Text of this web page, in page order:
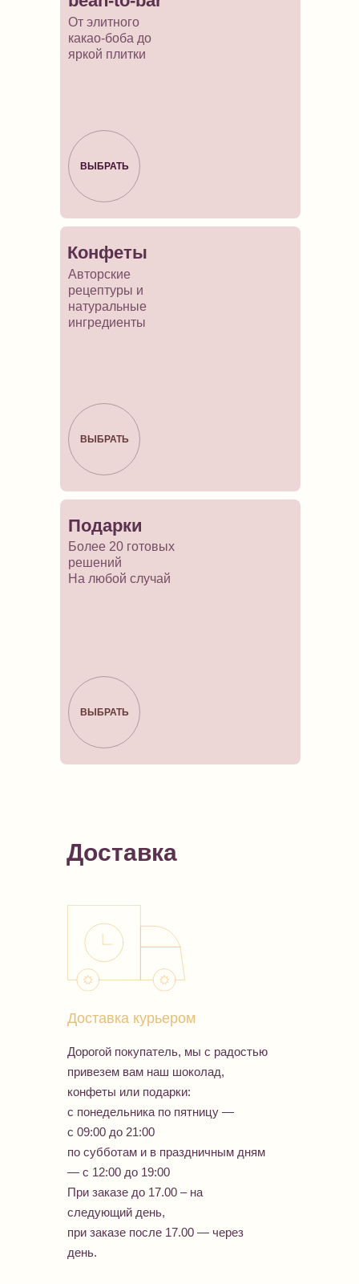
ВЫБРАТЬ
От элитного
какао-боба до
яркой плитки
ВЫБРАТЬ
Конфеты
Авторские
рецептуры и
натуральные
ингредиенты
ВЫБРАТЬ
Подарки
Более 20 готовых
решений
На любой случай
Доставка
Дорогой покупатель, мы с радостью
привезем вам наш шоколад,
конфеты или подарки:
с понедельника по пятницу —
с 09:00 до 21:00
по субботам и в праздничным дням
— с 12:00 до 19:00
При заказе до 17.00 – на
следующий день,
при заказе после 17.00 — через
день.
Доставка курьером